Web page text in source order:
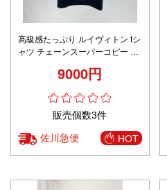
高級感たっぷり ルイヴィトン tシ
ャツ チェーンスーパーコピー 半
9000円
販売個数3件
佐川急便 HOT